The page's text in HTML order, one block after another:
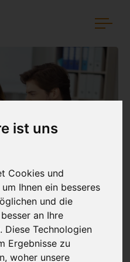
ist uns
Cookies und
Ihnen ein besseres
und die
an Ihre
Diese Technologien
Ergebnisse zu
woher unsere